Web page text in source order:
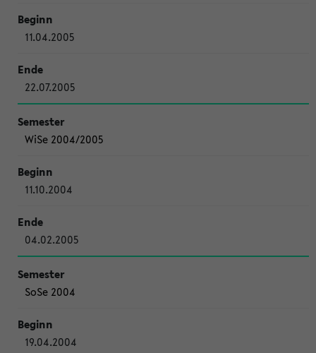
11.04.2005
22.07.2005
WiSe 2004/2005
11.10.2004
04.02.2005
SoSe 2004
19.04.2004